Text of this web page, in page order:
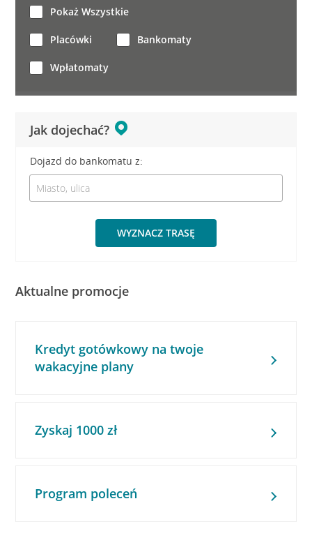
Jak dojechać?
Dojazd do bankomatu z:
WYZNACZ TRASĘ
Pokaż Wszystkie
Placówki Bankomaty
Wpłatomaty
Aktualne promocje
Kredyt gotówkowy na twoje
wakacyjne plany
Zyskaj 1000 zł
Program poleceń